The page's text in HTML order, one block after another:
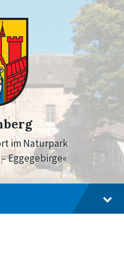
im Naturpark
Eggegebirge«